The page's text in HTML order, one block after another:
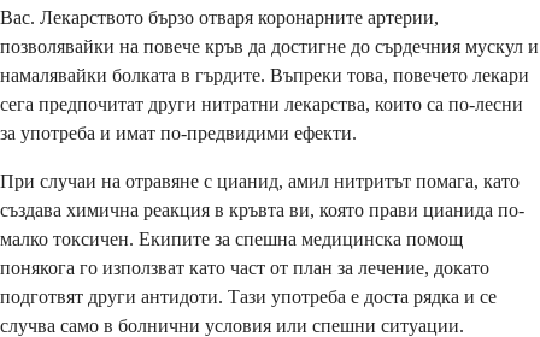
Вас. Лекарството бързо отваря коронарните артерии,
позволявайки на повече кръв да достигне до сърдечния мускул и
намалявайки болката в гърдите. Въпреки това, повечето лекари
сега предпочитат други нитратни лекарства, които са по-лесни
за употреба и имат по-предвидими ефекти.
При случаи на отравяне с цианид, амил нитритът помага, като
създава химична реакция в кръвта ви, която прави цианида по-
малко токсичен. Екипите за спешна медицинска помощ
понякога го използват като част от план за лечение, докато
подготвят други антидоти. Тази употреба е доста рядка и се
случва само в болнични условия или спешни ситуации.